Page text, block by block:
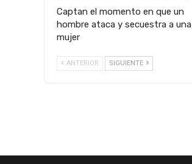
Captan el momento en que un
hombre ataca y secuestra a una
mujer
ANTERIOR SIGUIENTE